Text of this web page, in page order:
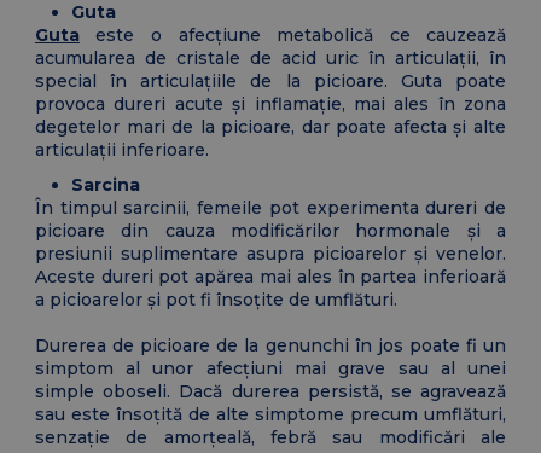
Guta
Gutaeste o afecțiune metabolică ce cauzează
acumularea de cristale de acid uric în articulații, în
special în articulațiile de la picioare. Guta poate
provoca dureri acute și inflamație, mai ales în zona
degetelor mari de la picioare, dar poate afecta și alte
articulații inferioare.
Sarcina
În timpul sarcinii, femeile pot experimenta dureri de
picioare din cauza modificărilor hormonale și a
presiunii suplimentare asupra picioarelor și venelor.
Aceste dureri pot apărea mai ales în partea inferioară
a picioarelor și pot fi însoțite de umflături.
Durerea de picioare de la genunchi în jos poate fi un
simptom al unor afecțiuni mai grave sau al unei
simple oboseli. Dacă durerea persistă, se agravează
sau este însoțită de alte simptome precum umflături,
senzație de amorțeală, febră sau modificări ale